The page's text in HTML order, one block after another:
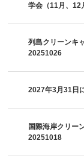
学会（11月、12
列島クリーンキ
20251026
2027年3月31日
国際海岸クリー
20251018